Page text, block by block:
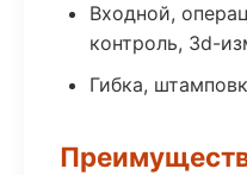
Входной,
контроль, 3d-
Гибка,